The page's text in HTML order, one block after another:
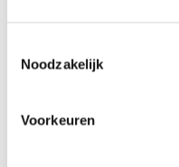
Noodzakelijk
Voorkeuren
Ander bedrag: €
Persoonlijke